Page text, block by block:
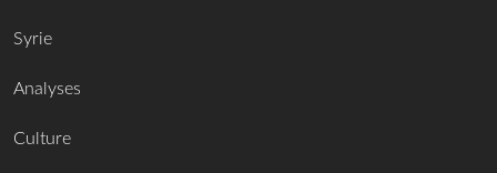
Syrie
Analyses
Culture